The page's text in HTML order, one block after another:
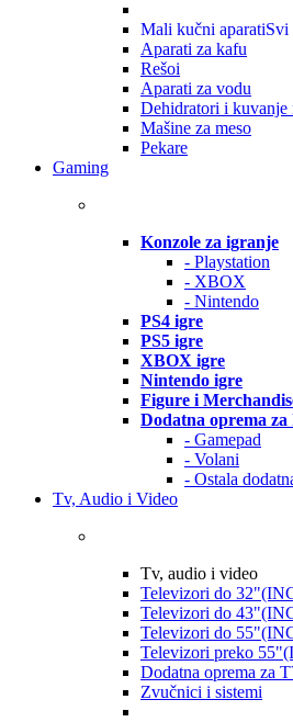
Mali kučni aparatiSvi
Aparati za kafu
Rešoi
Aparati za vodu
Dehidratori i kuvanje
Mašine za meso
Pekare
Gaming
Konzole za igranje
- Playstation
- XBOX
- Nintendo
PS4 igre
PS5 igre
XBOX igre
Nintendo igre
Figure i
Dodatna oprema za
- Gamepad
- Volani
- Ostala
Tv, Audio i Video
Tv, audio i video
Televizori do
Televizori do
Televizori do
Televizori preko
Dodatna oprema za
Zvučnici i sistemi